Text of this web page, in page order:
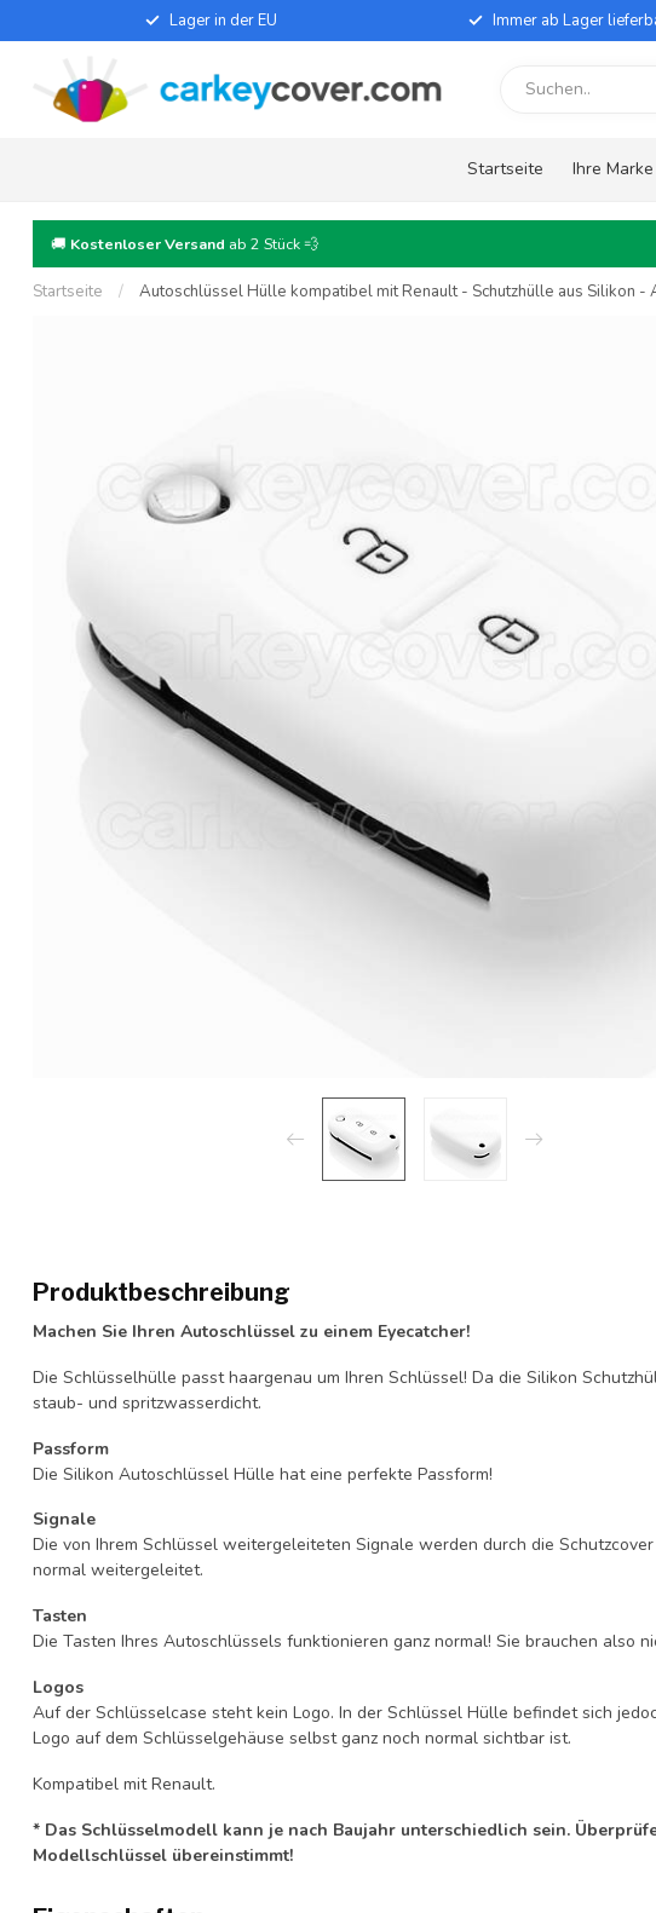
Lager in der EU Immer ab Lager
Startseite Ihre
🚚 Kostenloser Versand ab 2 Stück 💨
Startseite / Autoschlüssel Hülle kompatibel mit Renault - Schutzhülle aus Silikon
Produktbeschreibung
Machen Sie Ihren Autoschlüssel zu einem Eyecatcher!
Die Schlüsselhülle passt haargenau um Ihren Schlüssel! Da die Silikon
staub- und spritzwasserdicht.
Passform
Die Silikon Autoschlüssel Hülle hat eine perfekte Passform!
Signale
Die von Ihrem Schlüssel weitergeleiteten Signale werden durch die
normal weitergeleitet.
Tasten
Die Tasten Ihres Autoschlüssels funktionieren ganz normal! Sie brauchen also
Logos
Auf der Schlüsselcase steht kein Logo. In der Schlüssel Hülle befindet sich
Logo auf dem Schlüsselgehäuse selbst ganz noch normal sichtbar ist.
Kompatibel mit Renault.
* Das Schlüsselmodell kann je nach Baujahr unterschiedlich sein.
Modellschlüssel übereinstimmt!